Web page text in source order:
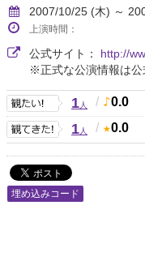
2007/10/25 (木) ～
上演時間：
公式サイト： http://
※正式な公演情報は公
1人 / 0.0
1人 / 0.0
埋め込みコード